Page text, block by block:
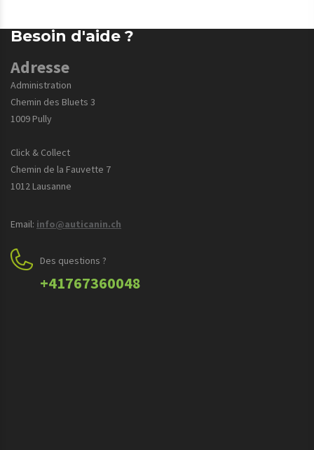
Besoin d'aide ?
Adresse
Administration
Chemin des Bluets 3
1009 Pully
Click & Collect
Chemin de la Fauvette 7
1012 Lausanne
Email: info@auticanin.ch
Des questions ?
+41767360048